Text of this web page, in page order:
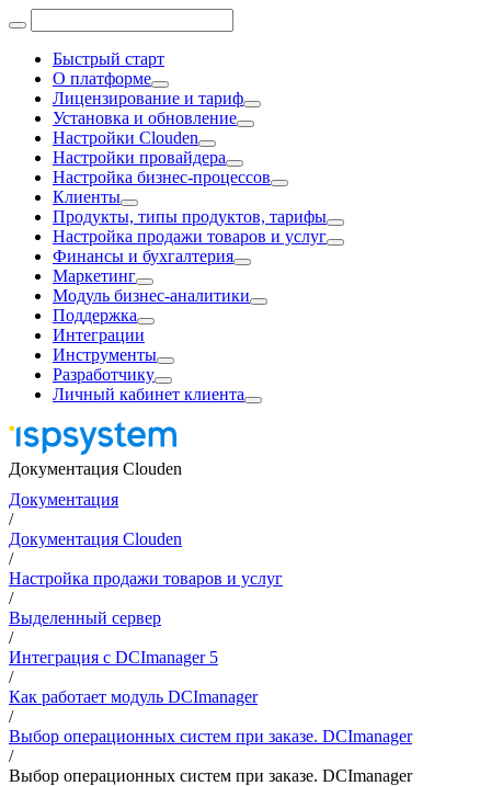
Быстрый старт
О платформе
Лицензирование и тариф
Установка и обновление
Настройки Clouden
Настройки провайдера
Настройка бизнес-процессов
Клиенты
Продукты, типы продуктов, тарифы
Настройка продажи товаров и услуг
Финансы и бухгалтерия
Маркетинг
Модуль бизнес-аналитики
Поддержка
Интеграции
Инструменты
Разработчику
Личный кабинет клиента
Документация Clouden
Документация
/
Документация Clouden
/
Настройка продажи товаров и услуг
/
Выделенный сервер
/
Интеграция с DCImanager 5
/
Как работает модуль DCImanager
/
Выбор операционных систем при заказе. DCImanager
/
Выбор операционных систем при заказе. DCImanager